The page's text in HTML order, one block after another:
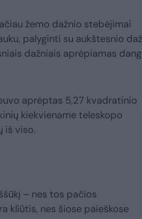
žemo dažnio stebėjimai
palyginti su aukštesnio
dažniais aprėpiamas
aprėptas 5,27 kvadratinio
kiekviename teleskopo
iš viso.
– nes tos pačios
kliūtis, nes šiose paieškose